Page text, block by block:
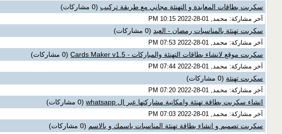
سكربت بطاقات المعايدة و التهنئة مجاني مع طريقة تركيب (0 مشاركات)
آخر مشاركة: محمد, 01-28-2022 10:15 PM
سكربت تهنئة بالمناسبات رمضان - العيد (0 مشاركات)
آخر مشاركة: محمد, 01-28-2022 07:53 PM
سكربت موقع لانشاء بطاقات التهنئة والمباركات - Cards Maker v1.5 (0 مشاركات)
آخر مشاركة: محمد, 01-28-2022 07:44 PM
سكربت تهنئة (0 مشاركات)
آخر مشاركة: محمد, 01-28-2022 07:20 PM
انشاء سكربت بطاقة تهنئة وامكانية مشاركتها عبر ال whatsapp (0 مشاركات)
آخر مشاركة: محمد, 01-28-2022 07:03 PM
سكربت تصميم و انشاء بطاقة تهنئة المناسبات باسمك و بالاسم (0 مشاركات)